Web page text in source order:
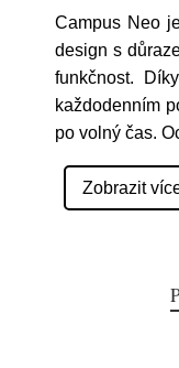
Campus Neo
design s
funkčnost.
každodenním
po volný čas.
Zobrazit